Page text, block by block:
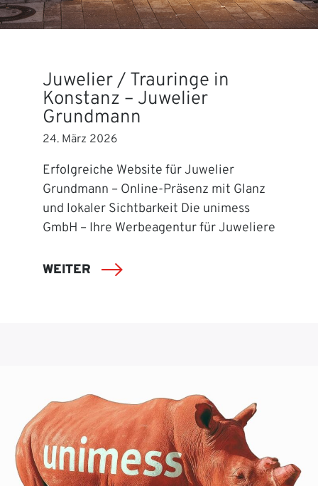
Juwelier / Trauringe in
Konstanz – Juwelier
Grundmann
24. März 2026
Erfolgreiche Website für Juwelier
Grundmann – Online-Präsenz mit Glanz
und lokaler Sichtbarkeit Die unimess
GmbH – Ihre Werbeagentur für Juweliere
WEITER